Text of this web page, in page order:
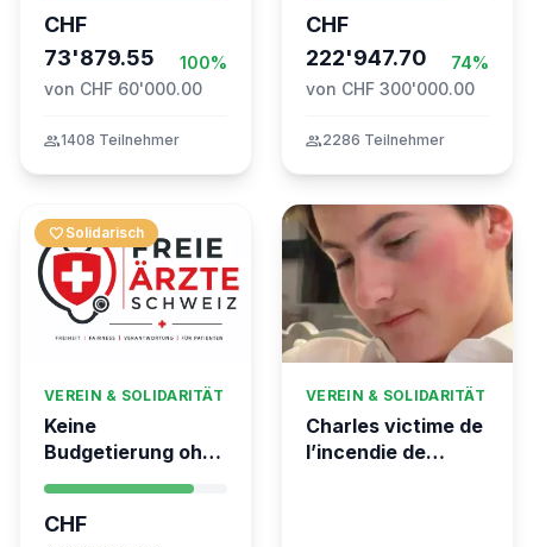
CHF
73'879.55
100%
von CHF 60'000.00
group1408 Teilnehmer
the Global
Movement to Gaza
CHF
222'947.70
74%
von CHF 300'000.00
group2286 Teilnehmer
favorite Solidarisch
VEREIN & SOLIDARITÄT
Keine
Budgetierung ohne
Höchstgrenze
CHF
VEREIN & SOLIDARITÄT
Charles victime de
l’incendie de